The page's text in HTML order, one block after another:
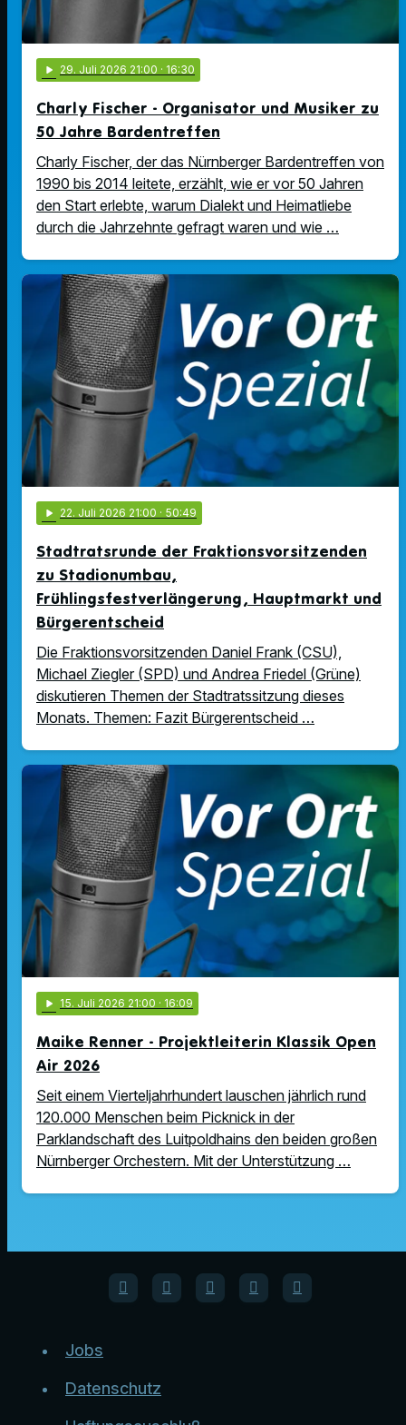
play_arrow 29. Juli 2026 21:00 · 16:30
Charly Fischer - Organisator und Musiker zu
50 Jahre Bardentreffen
Charly Fischer, der das Nürnberger Bardentreffen von
1990 bis 2014 leitete, erzählt, wie er vor 50 Jahren
den Start erlebte, warum Dialekt und Heimatliebe
durch die Jahrzehnte gefragt waren und wie …
play_arrow 22. Juli 2026 21:00 · 50:49
Stadtratsrunde der Fraktionsvorsitzenden
zu Stadionumbau,
Frühlingsfestverlängerung, Hauptmarkt und
Bürgerentscheid
Die Fraktionsvorsitzenden Daniel Frank (CSU),
Michael Ziegler (SPD) und Andrea Friedel (Grüne)
diskutieren Themen der Stadtratssitzung dieses
Monats. Themen: Fazit Bürgerentscheid …
play_arrow 15. Juli 2026 21:00 · 16:09
Maike Renner - Projektleiterin Klassik Open
Air 2026
Seit einem Vierteljahrhundert lauschen jährlich rund
120.000 Menschen beim Picknick in der
Parklandschaft des Luitpoldhains den beiden großen
Nürnberger Orchestern. Mit der Unterstützung …
Jobs
Datenschutz